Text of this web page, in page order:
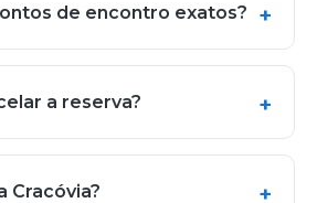
de encontro exatos?
a reserva?
Cracóvia?